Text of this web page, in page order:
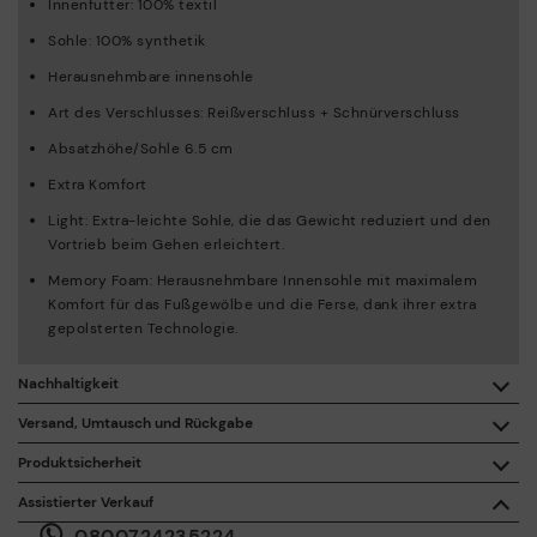
Assistierter Verkauf
Produktsicherheit
Die Sicherheit unserer Produkte ist uns wichtig. Und auch die
Ihre. Aus diesem Grund haben wir einen Bereich eingerichtet, in
Innenfutter: 100% textil
Sohle: 100% synthetik
Herausnehmbare innensohle
Art des Verschlusses: Reißverschluss + Schnürverschluss
Absatzhöhe/Sohle 6.5 cm
Extra Komfort
Light: Extra-leichte Sohle, die das Gewicht reduziert und den
Vortrieb beim Gehen erleichtert.
Memory Foam: Herausnehmbare Innensohle mit maximalem
Komfort für das Fußgewölbe und die Ferse, dank ihrer extra
gepolsterten Technologie.
Versand, Umtausch und Rückgabe
Kostenlose Lieferung ab einem Einkaufswert von 50 €.
Nachhaltigkeit
Mit dem Kauf dieses Produkts unterstützen Sie eine
verantwortungsvolle Lederherstellung durch die Leather
Working Group.
ISO 14006 Ecodesign: Beim Entwerfen unserer Kollektion
ermitteln wir die Umweltauswirkungen des gesamten